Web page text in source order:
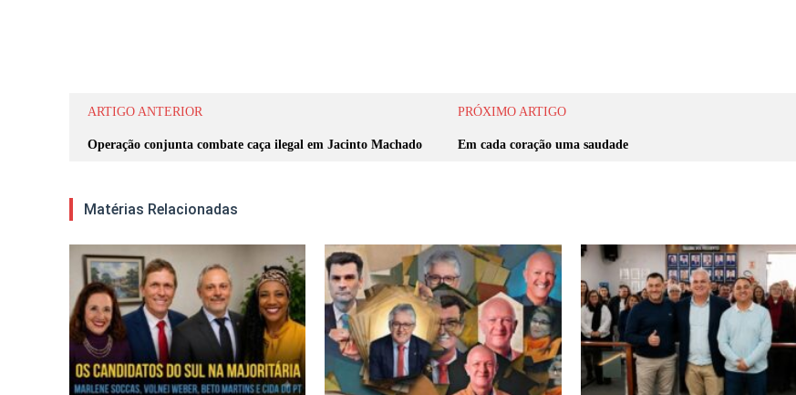
ARTIGO ANTERIOR
Operação conjunta combate caça ilegal em Jacinto Machado
PRÓXIMO ARTIGO
Em cada coração uma saudade
Matérias Relacionadas